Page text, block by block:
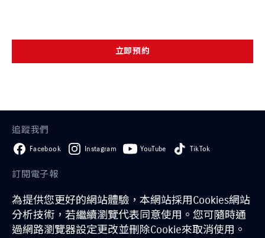
立即預約
追蹤我們
Facebook Instagram YouTube TikTok
訂閱電子報
訂閱
GLOBAL SUZUKI 日本鈴木 經銷商一覽 試乘條款
為提供您更好的網站體驗，本網站採用Cookies網站
分析技術，若繼續瀏覽代表同意使用。您可隨時通
過網路瀏覽器設定更改並刪除Cookie來取消使用。